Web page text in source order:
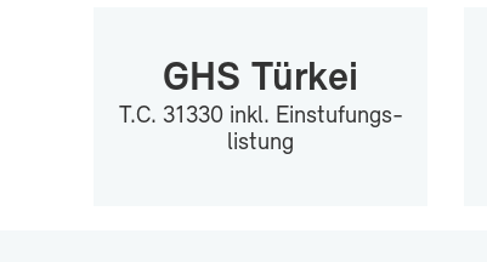
GHS Tür­kei
T.C. 31330 inkl. Ein­stu­fungs­
lis­tung